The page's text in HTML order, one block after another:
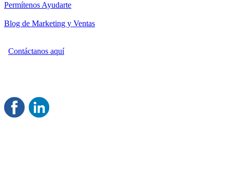
Permítenos Ayudarte
Blog de Marketing y Ventas
Contáctanos aquí